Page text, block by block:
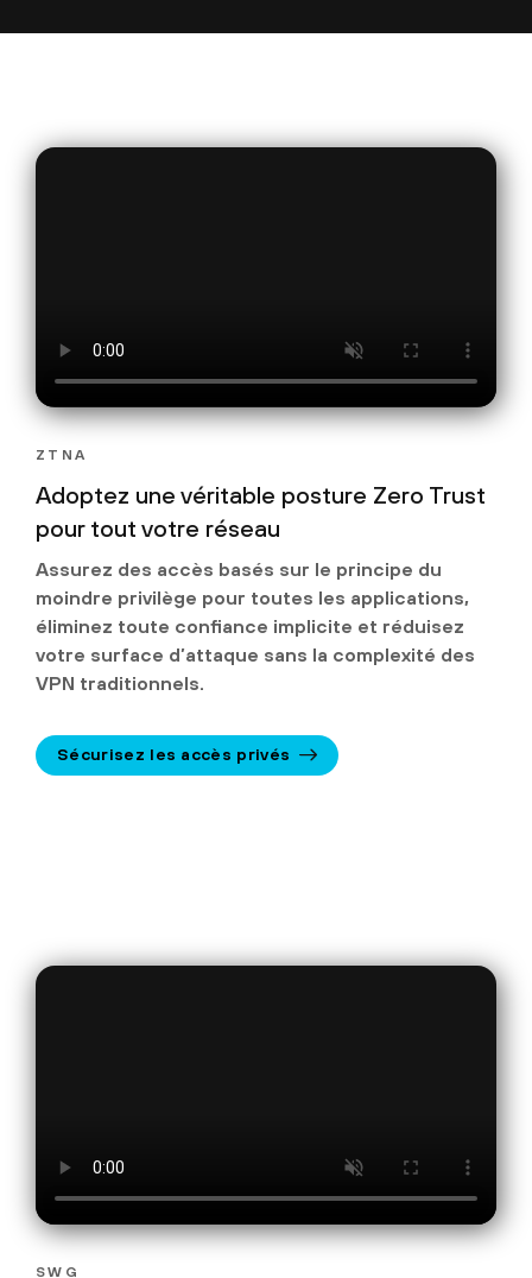
ZTNA
Adoptez une véritable posture Zero Trust
pour tout votre réseau
Assurez des accès basés sur le principe du
moindre privilège pour toutes les applications,
éliminez toute confiance implicite et réduisez
votre surface d’attaque sans la complexité des
VPN traditionnels.
Sécurisez les accès privés
SWG